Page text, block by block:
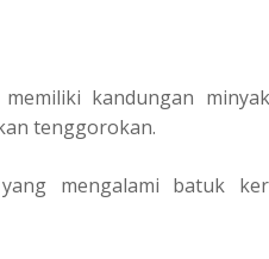
kandungan
tenggorokan.
mengalami batuk